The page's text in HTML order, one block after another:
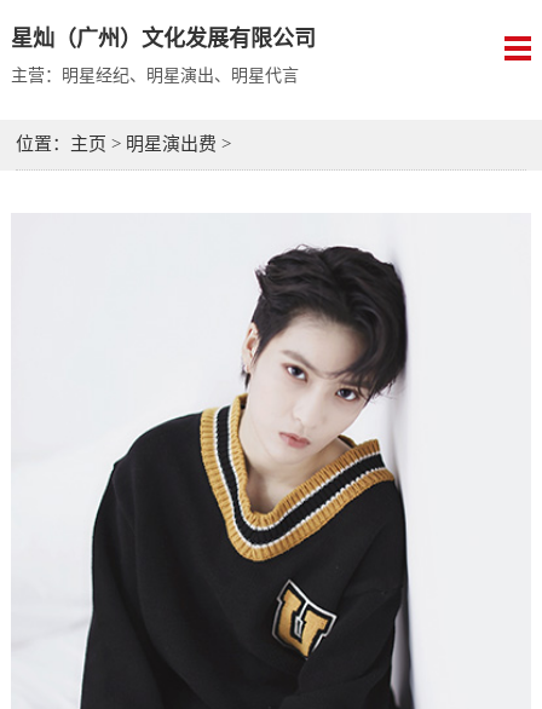
星灿（广州）文化发展有限公司
主营：明星经纪、明星演出、明星代言
位置： 主页 > 明星演出费 >